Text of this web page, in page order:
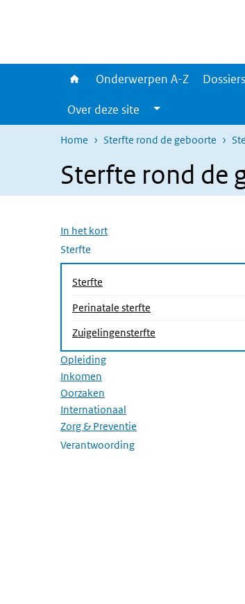
Onderwerpen A-Z Dossiers
Over deze site
Home Sterfte rond de geboorte
Sterfte rond de
Overslaan menu
In het kort
Sterfte
Submenu sluiten
Sterfte
Perinatale sterfte
Zuigelingensterfte
Opleiding
Inkomen
Oorzaken
Internationaal
Zorg & Preventie
Verantwoording